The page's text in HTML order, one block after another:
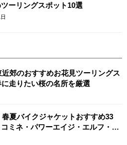
ーリングスポット10選
近郊のおすすめお花見ツーリングス
走りたい桜の名所を厳選
春夏バイクジャケットおすすめ33
ミネ・パワーエイジ・エルフ・エ
ン